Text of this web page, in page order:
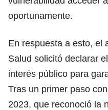
oportunamente.
En respuesta a esto, el
Salud solicitó declarar el
interés público para
Tras un primer paso
2023, que reconoció la